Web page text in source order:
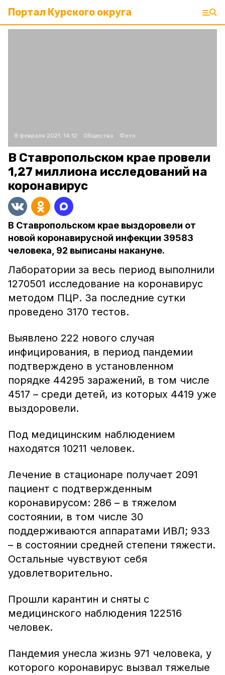
Портал Курского округа
8 февраля 2021, 14:12 Общество Фото:
В Ставропольском крае провели
1,27 миллиона исследований на
коронавирус
В Ставропольском крае выздоровели от
новой коронавирусной инфекции 39583
человека, 92 выписаны накануне.
Лаборатории за весь период выполнили
1270501 исследование на коронавирус
методом ПЦР. За последние сутки
проведено 3170 тестов.
Выявлено 222 нового случая
инфицирования, в период пандемии
подтверждено в установленном
порядке 44295 заражений, в том числе
4517 – среди детей, из которых 4419 уже
выздоровели.
Под медицинским наблюдением
находятся 10211 человек.
Лечение в стационаре получает 2091
пациент с подтвержденным
коронавирусом: 286 – в тяжелом
состоянии, в том числе 30
поддерживаются аппаратами ИВЛ; 933
– в состоянии средней степени тяжести.
Остальные чувствуют себя
удовлетворительно.
Прошли карантин и сняты с
медицинского наблюдения 122516
человек.
Пандемия унесла жизнь 971 человека, у
которого коронавирус вызвал тяжелые